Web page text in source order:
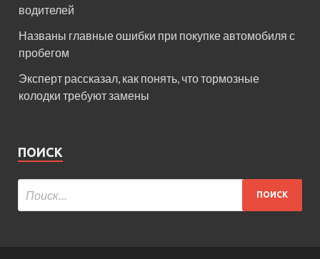
водителей
Названы главные ошибки при покупке автомобиля с
пробегом
Эксперт рассказал, как понять, что тормозные
колодки требуют замены
ПОИСК